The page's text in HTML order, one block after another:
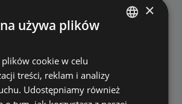
z Twojego kraju i z całego
od tego, czy jesteś fanem
jazz, chillout czy innego
dla Ciebie coś w naszej
selekcji tematycznych
Włącz i odkrywaj
×
używa plików
cookie w celu
treści, reklam i analizy
Udostępniamy również